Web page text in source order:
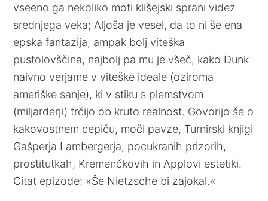
vseeno ga nekoliko moti klišejski sprani videz
srednjega veka; Aljoša je vesel, da to ni še ena
epska fantazija, ampak bolj viteška
pustolovščina, najbolj pa mu je všeč, kako Dunk
naivno verjame v viteške ideale (oziroma
ameriške sanje), ki v stiku s plemstvom
(miljarderji) trčijo ob kruto realnost. Govorijo še o
kakovostnem cepiču, moči pavze, Turnirski knjigi
Gašperja Lambergerja, pocukranih prizorih,
prostitutkah, Kremenčkovih in Applovi estetiki.
Citat epizode: »Še Nietzsche bi zajokal.«